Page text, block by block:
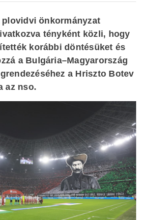
önkormányzat
tényként közli, hogy
korábbi döntésüket és
a Bulgária–Magyarország
a Hriszto Botev
az nso.